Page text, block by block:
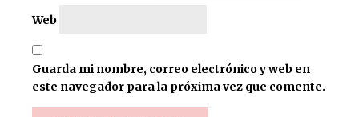
Web
Guarda mi nombre, correo electrónico y web en
este navegador para la próxima vez que comente.